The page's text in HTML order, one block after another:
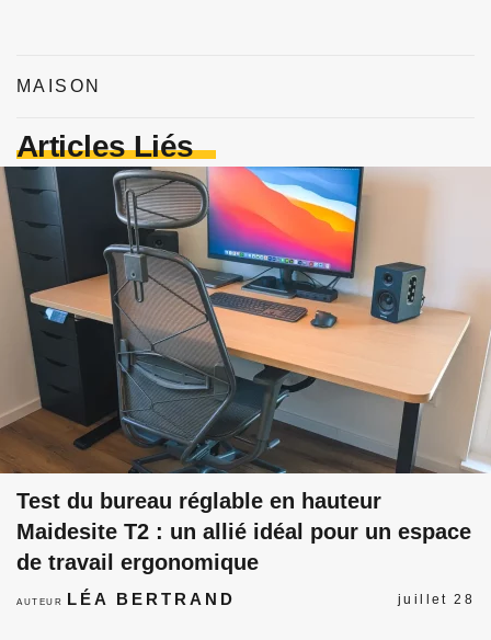
MAISON
Articles Liés
Test du bureau réglable en hauteur
Maidesite T2 : un allié idéal pour un espace
de travail ergonomique
AUTEUR LÉA BERTRAND juillet 28